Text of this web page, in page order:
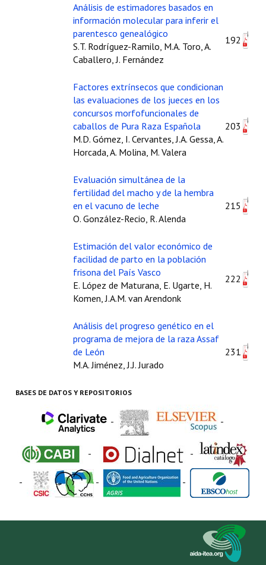
Análisis de estimadores basados en
información molecular para inferir el
parentesco genealógico
S.T. Rodríguez-Ramilo, M.A. Toro, A.
Caballero, J. Fernández
192
Factores extrínsecos que condicionan
las evaluaciones de los jueces en los
concursos morfofuncionales de
caballos de Pura Raza Española
M.D. Gómez, I. Cervantes, J.A. Gessa, A.
Horcada, A. Molina, M. Valera
203
Evaluación simultánea de la
fertilidad del macho y de la hembra
en el vacuno de leche
O. González-Recio, R. Alenda
215
Estimación del valor económico de
facilidad de parto en la población
frisona del País Vasco
E. López de Maturana, E. Ugarte, H.
Komen, J.A.M. van Arendonk
222
Análisis del progreso genético en el
programa de mejora de la raza Assaf
de León
M.A. Jiménez, J.J. Jurado
231
BASES DE DATOS Y REPOSITORIOS
- -
- -
- - -